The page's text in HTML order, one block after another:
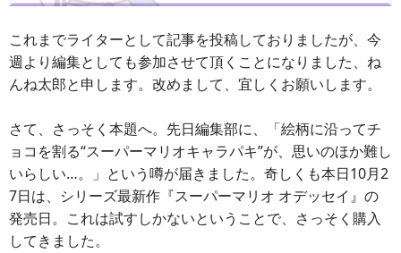
これまでライターとして記事を投稿しておりましたが、今
週より編集としても参加させて頂くことになりました、ね
んね太郎と申します。改めまして、宜しくお願いします。
さて、さっそく本題へ。先日編集部に、「絵柄に沿ってチ
ョコを割る“スーパーマリオキャラパキ”が、思いのほか難し
いらしい…。」という噂が届きました。奇しくも本日10月2
7日は、シリーズ最新作『スーパーマリオ オデッセイ』の
発売日。これは試すしかないということで、さっそく購入
してきました。